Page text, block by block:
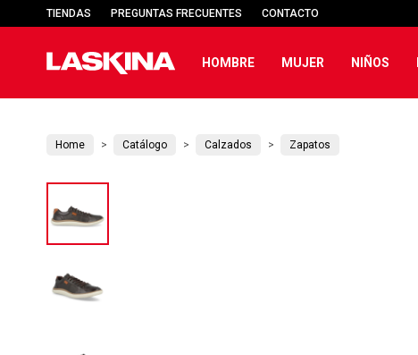
HOMBRE MUJER NIÑOS
TIENDAS PREGUNTAS FRECUENTES CONTACTO
Home Catálogo Calzados Zapatos